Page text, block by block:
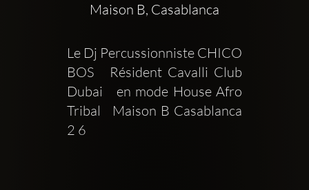
Maison B, Casablanca
Le Dj Percussionniste CHICO
BOS   Résident Cavalli Club
Dubai   en mode House Afro
Tribal   Maison B Casablanca
2 6